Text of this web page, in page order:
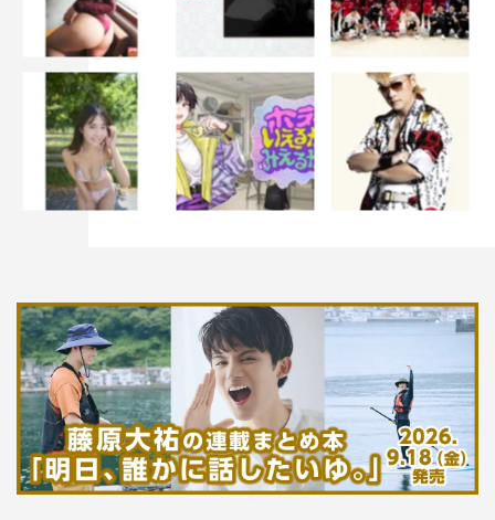
岩岡：少し本編とずれますが、1日かけて撮ったミュージ
ックビデオ撮影です。普段僕らが（Da-iCEで）撮る時と
同じような感覚、同じような規模感、もしくはそれ以上で
やらせていただきました。1つのドラマの中の作品とはい
え、すごくスタッフさんの熱量やチーム力を感じました
し、振り付けも楽曲もクオリティがとても高いなと思っ
◆普段の活動と役の違いはありますか。
和田：ミディアムでかっこいい系の曲のMV撮影で、笑い
ながらやるとか、走ることをしたことがなかったので、曲
の歌詞の世界観とは違う感じの表現がアイドル感なのかな
とは思いました。
太田：僕が普段活動しているグループは歌も含めて本当に